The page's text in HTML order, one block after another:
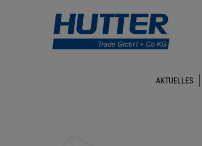
AKTUELLES